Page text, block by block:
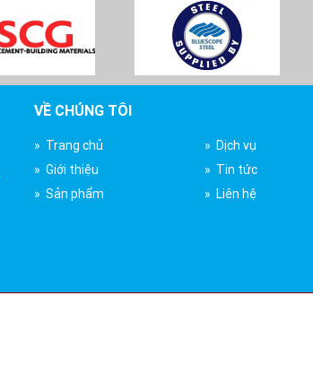
VỀ CHÚNG TÔI
» Trang chủ
» Dịch vụ
» Giới thiệu
» Tin tức
» Sản phẩm
» Liên hệ